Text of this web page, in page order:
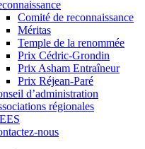
Comité de reconnaissance
Méritas
Temple de la renommée
Prix Cédric-Grondin
Prix Asham Entraîneur
Prix Réjean-Paré
d’administration
régionales
nous